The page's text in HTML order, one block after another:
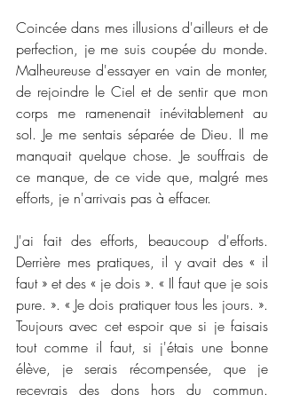
Coincée dans mes illusions d'ailleurs et de
perfection, je me suis coupée du monde.
Malheureuse d'essayer en vain de monter,
de rejoindre le Ciel et de sentir que mon
corps me ramenenait inévitablement au
sol. Je me sentais séparée de Dieu. Il me
manquait quelque chose. Je souffrais de
ce manque, de ce vide que, malgré mes
efforts, je n'arrivais pas à effacer.
J'ai fait des efforts, beaucoup d'efforts.
Derrière mes pratiques, il y avait des « il
faut » et des « je dois ». « Il faut que je sois
pure. ». « Je dois pratiquer tous les jours. ».
Toujours avec cet espoir que si je faisais
tout comme il faut, si j'étais une bonne
élève, je serais récompensée, que je
recevrais des dons hors du commun.